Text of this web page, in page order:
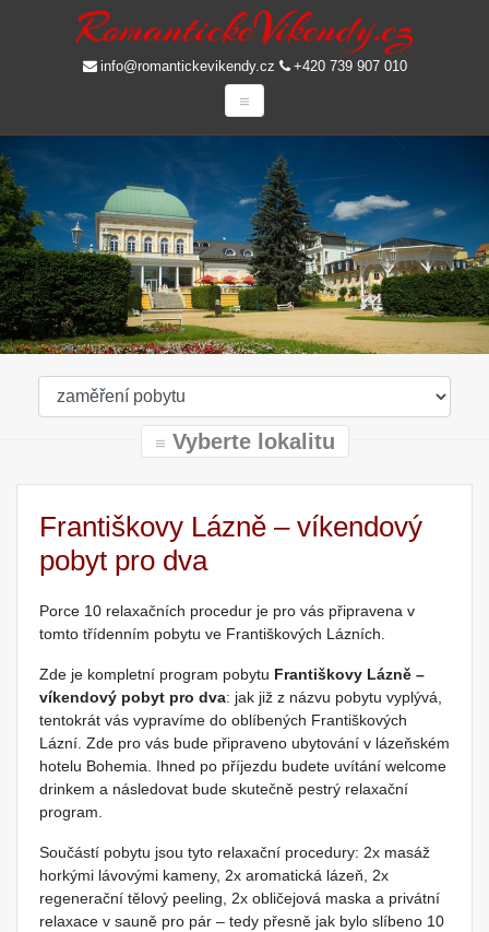
info@romantickevikendy.cz +420 739 907 010
Vyberte lokalitu
Františkovy Lázně – víkendový
pobyt pro dva
Porce 10 relaxačních procedur je pro vás připravena v
tomto třídenním pobytu ve Františkových Lázních.
Zde je kompletní program pobytu Františkovy Lázně –
víkendový pobyt pro dva: jak již z názvu pobytu vyplývá,
tentokrát vás vypravíme do oblíbených Františkových
Lázní. Zde pro vás bude připraveno ubytování v lázeňském
hotelu Bohemia. Ihned po příjezdu budete uvítání welcome
drinkem a následovat bude skutečně pestrý relaxační
program.
Součástí pobytu jsou tyto relaxační procedury: 2x masáž
horkými lávovými kameny, 2x aromatická lázeň, 2x
regenerační tělový peeling, 2x obličejová maska a privátní
relaxace v sauně pro pár – tedy přesně jak bylo slíbeno 10